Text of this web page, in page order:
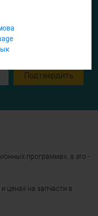
Подтвердить
программах, а это -
ценах на запчасти в